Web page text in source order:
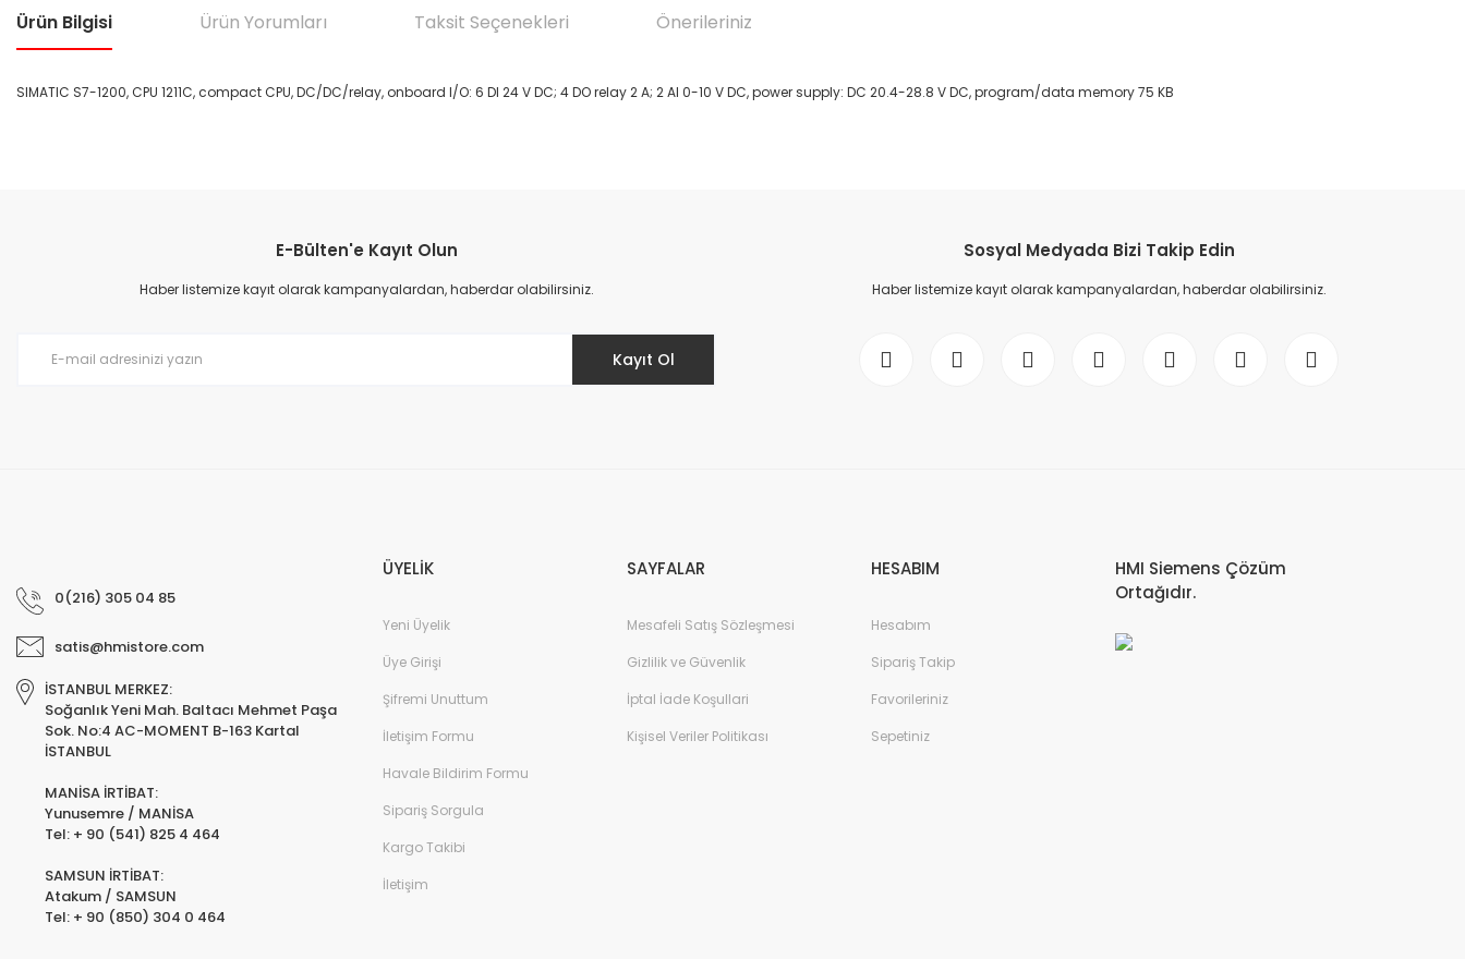
Ürün Bilgisi Ürün Yorumları Taksit Seçenekleri Önerileriniz
SIMATIC S7-1200, CPU 1211C, compact CPU, DC/DC/relay, onboard I/O: 6 DI 24 V DC; 4 DO relay 2 A; 2 AI 0-10 V DC, power supply: DC 20.4-28.8 V DC, program/data memory 75 KB
Ürün resmi kalitesiz, bozuk veya görüntülenemiyor.
Ürün açıklamasında eksik bilgiler bulunuyor.
E-Bülten'e Kayıt Olun
Haber listemize kayıt olarak kampanyalardan, haberdar olabilirsiniz.
Kayıt Ol
Sosyal Medyada Bizi Takip Edin
Haber listemize kayıt olarak kampanyalardan, haberdar olabilirsiniz.
0(216) 305 04 85
satis@hmistore.com
İSTANBUL MERKEZ:
Soğanlık Yeni Mah. Baltacı Mehmet Paşa
Sok. No:4 AC-MOMENT B-163 Kartal
İSTANBUL
MANİSA İRTİBAT:
Yunusemre / MANİSA
Tel: + 90 (541) 825 4 464
SAMSUN İRTİBAT:
Atakum / SAMSUN
Tel: + 90 (850) 304 0 464
ÜYELİK
Yeni Üyelik
Üye Girişi
Şifremi Unuttum
İletişim Formu
Havale Bildirim Formu
Sipariş Sorgula
Kargo Takibi
İletişim
SAYFALAR
Mesafeli Satış Sözleşmesi
Gizlilik ve Güvenlik
İptal İade Koşullari
Kişisel Veriler Politikası
HESABIM
Hesabım
Sipariş Takip
Favorileriniz
Sepetiniz
HMI Siemens Çözüm
Ortağıdır.